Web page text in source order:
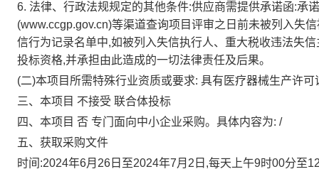
6. 法律、行政法规规定的其他条件:供应商需提供承诺函:承
(www.ccgp.gov.cn)等渠道查询项目评审之日前未被列入失
信行为记录名单中,如被列入失信执行人、重大税收违法失
投标资格,并承担由此造成的一切法律责任及后果。
(二)本项目所需特殊行业资质或要求: 具有医疗器械生产许
三、本项目 不接受 联合体投标
四、本项目 否 专门面向中小企业采购。具体内容为: /
五、获取采购文件
时间:2024年6月26日至2024年7月2日,每天上午9时00分至